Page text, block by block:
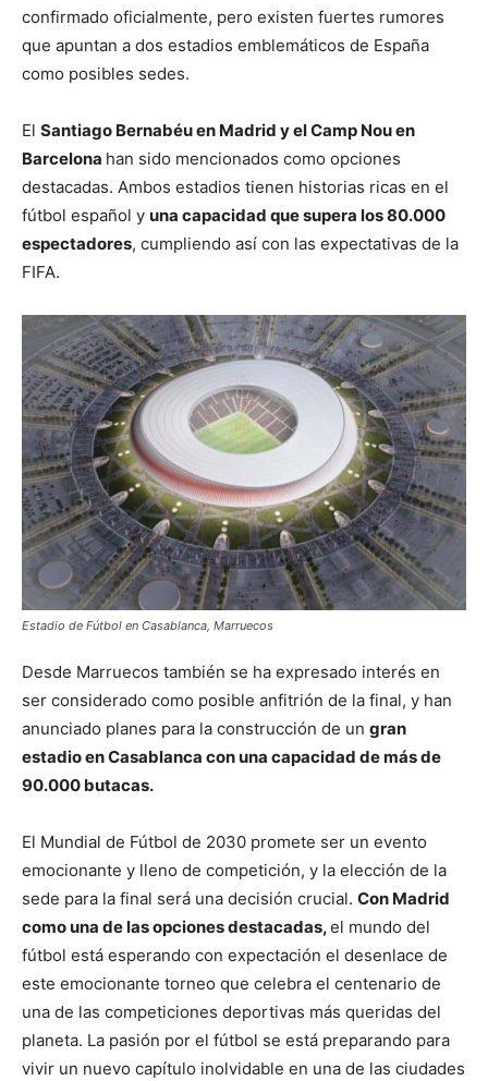
confirmado oficialmente, pero existen fuertes rumores
que apuntan a dos estadios emblemáticos de España
como posibles sedes.
El Santiago Bernabéu en Madrid y el Camp Nou en
Barcelona han sido mencionados como opciones
destacadas. Ambos estadios tienen historias ricas en el
fútbol español y una capacidad que supera los 80.000
espectadores, cumpliendo así con las expectativas de la
FIFA.
Estadio de Fútbol en Casablanca, Marruecos
Desde Marruecos también se ha expresado interés en
ser considerado como posible anfitrión de la final, y han
anunciado planes para la construcción de un gran
estadio en Casablanca con una capacidad de más de
90.000 butacas.
El Mundial de Fútbol de 2030 promete ser un evento
emocionante y lleno de competición, y la elección de la
sede para la final será una decisión crucial. Con Madrid
como una de las opciones destacadas,el mundo del
fútbol está esperando con expectación el desenlace de
este emocionante torneo que celebra el centenario de
una de las competiciones deportivas más queridas del
planeta. La pasión por el fútbol se está preparando para
vivir un nuevo capítulo inolvidable en una de las ciudades